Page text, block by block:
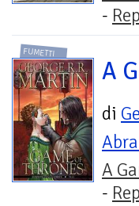
-
FUMETTI
A
di
A
-